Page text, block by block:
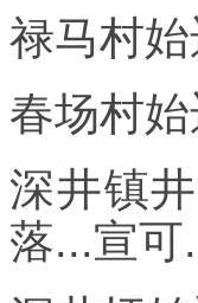
禄马村
春场村
深井镇
落...宣可